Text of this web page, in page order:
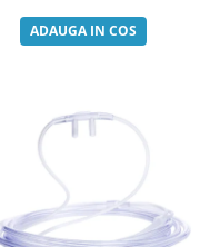
ADAUGA IN COS